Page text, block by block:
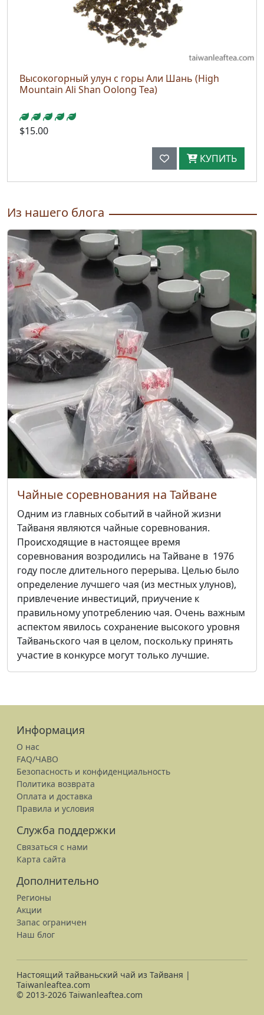
Высокогорный улун с горы Али Шань (High
Mountain Ali Shan Oolong Tea)
$15.00
КУПИТЬ
Из нашего блога
Чайные соревнования на Тайване
Одним из главных событий в чайной жизни
Тайваня являются чайные соревнования.
Происходящие в настоящее время
соревнования возродились на Тайване в 1976
году после длительного перерыва. Целью было
определение лучшего чая (из местных улунов),
привлечение инвестиций, приучение к
правильному употреблению чая. Очень важным
аспектом явилось сохранение высокого уровня
Тайваньского чая в целом, поскольку принять
участие в конкурсе могут только лучшие.
Информация
О нас
FAQ/ЧАВО
Безопасность и конфиденциальность
Политика возврата
Оплата и доставка
Правила и условия
Служба поддержки
Связаться с нами
Карта сайта
Дополнительно
Регионы
Акции
Запас ограничен
Наш блог
Настоящий тайваньский чай из Тайваня |
Taiwanleaftea.com
© 2013-2026 Taiwanleaftea.com